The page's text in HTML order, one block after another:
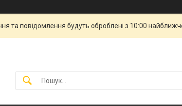
та повідомлення будуть оброблені з 10:00